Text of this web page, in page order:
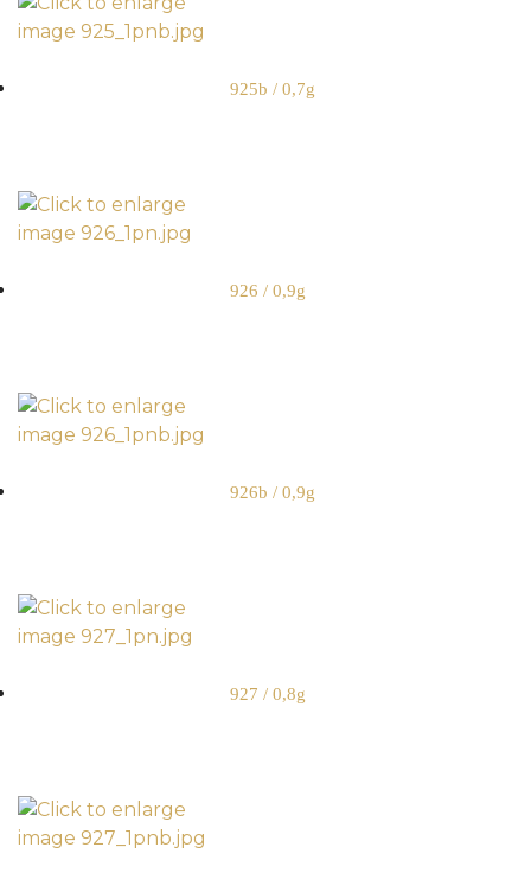
925b / 0,7g
926 / 0,9g
926b / 0,9g
927 / 0,8g